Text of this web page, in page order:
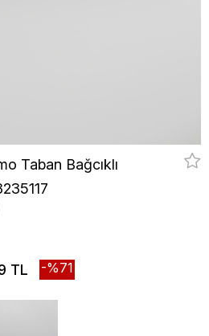
Taban Bağcıklı
TL 71